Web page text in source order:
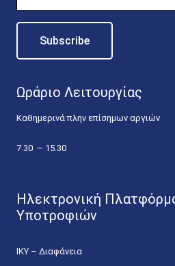
Ωράριο Λειτουργίας
Καθημερινά πλην επίσημων αργιών
7.30 – 15.30
Ηλεκτρονική
Υποτροφιών
ΙΚΥ – Διαφάνεια